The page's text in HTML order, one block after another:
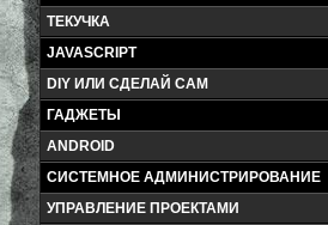
ТЕКУЧКА
JAVASCRIPT
DIY ИЛИ СДЕЛАЙ САМ
ГАДЖЕТЫ
ANDROID
СИСТЕМНОЕ АДМИНИСТРИРОВАНИЕ
УПРАВЛЕНИЕ ПРОЕКТАМИ